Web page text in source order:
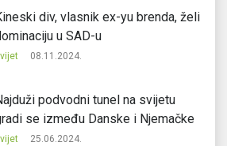
div, vlasnik ex-yu brenda, želi
u SAD-u
08.11.2024.
podvodni tunel na svijetu
se između Danske i Njemačke
25.06.2024.